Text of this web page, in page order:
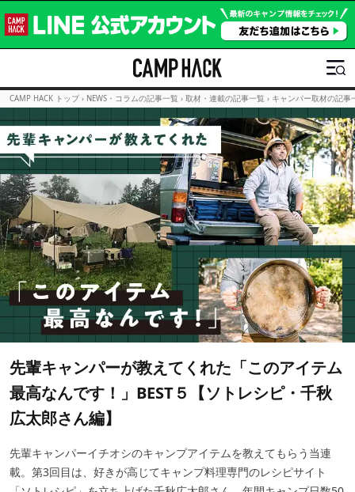
CAMP HACK トップ › NEWS・コラムの記事一覧 › 取材・連載の記事一覧 › キャンパー取材の記事
先輩キャンパーが教えてくれた「このアイテム
最高なんです！」BEST５【ソトレシピ・千秋
広太郎さん編】
先輩キャンパーイチオシのキャンプアイテムを教えてもらう当連
載。第3回目は、好きが高じてキャンプ料理専門のレシピサイト